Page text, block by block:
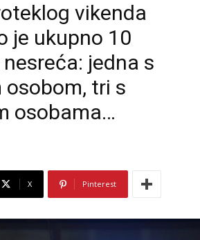
vikenda
je ukupno 10
jedna s
tri s
osobama…
X Pinterest